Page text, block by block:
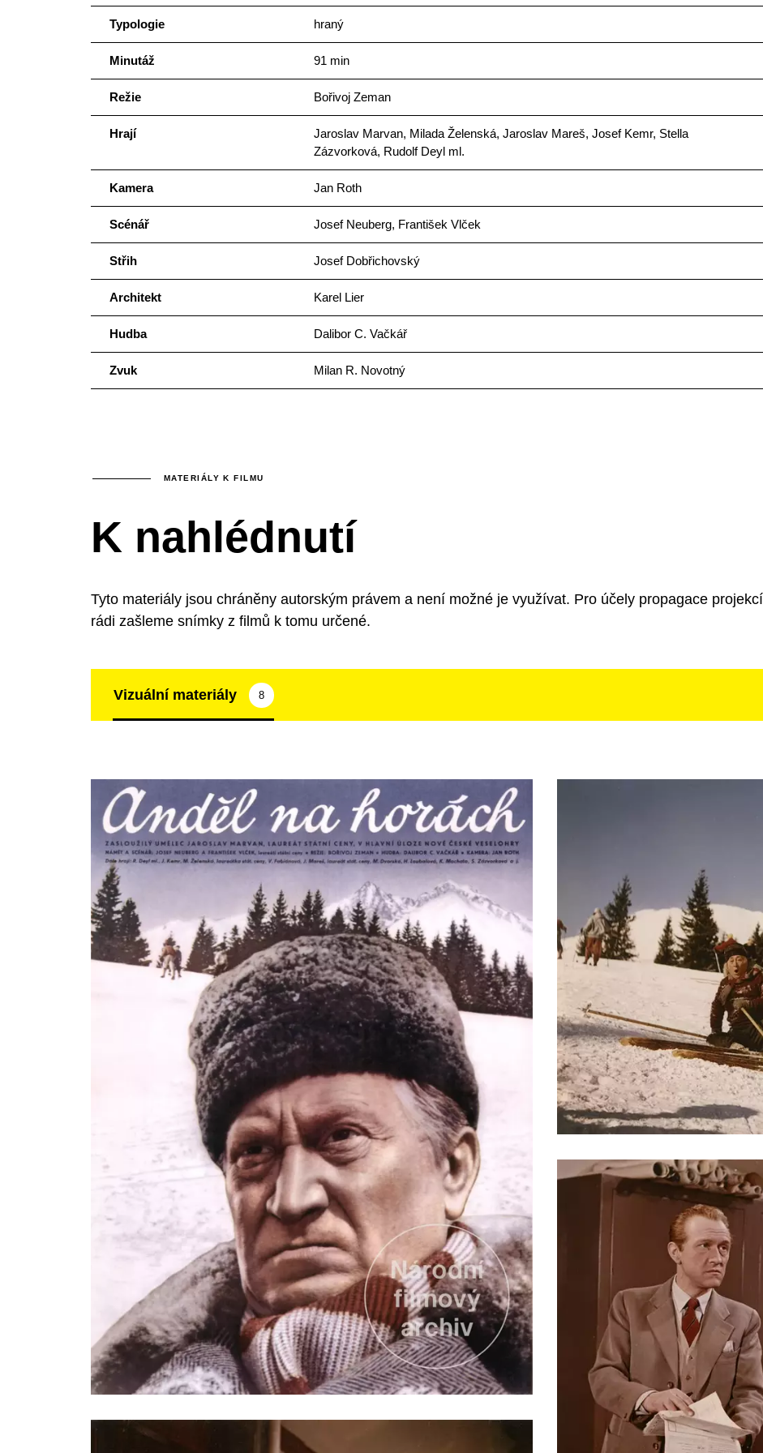
Typologie hraný
Minutáž 91 min
Režie Bořivoj Zeman
Hrají
Jaroslav Marvan, Milada Želenská, Jaroslav Mareš, Josef Kemr, Stella
Zázvorková, Rudolf Deyl ml.
Kamera Jan Roth
Scénář Josef Neuberg, František Vlček
Střih Josef Dobřichovský
Architekt Karel Lier
Hudba Dalibor C. Vačkář
Zvuk Milan R. Novotný
MATERIÁLY K FILMU
K nahlédnutí
Tyto materiály jsou chráněny autorským právem a není možné je využívat. Pro účely propagace projekcí
rádi zašleme snímky z filmů k tomu určené.
Vizuální materiály 8